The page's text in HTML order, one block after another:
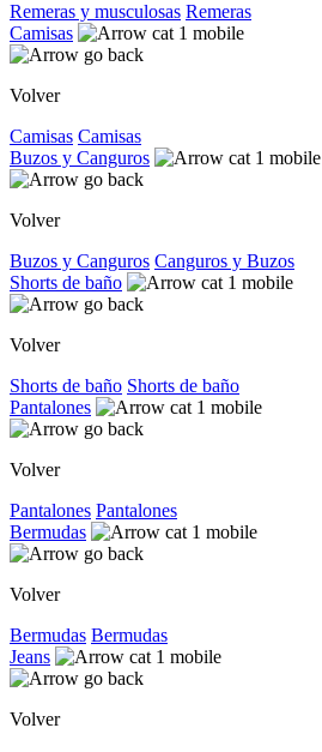
Remeras y musculosas Remeras
Camisas
Volver
Camisas Camisas
Buzos y Canguros
Volver
Buzos y Canguros Canguros y Buzos
Shorts de baño
Volver
Shorts de baño Shorts de baño
Pantalones
Volver
Pantalones Pantalones
Bermudas
Volver
Bermudas Bermudas
Jeans
Volver